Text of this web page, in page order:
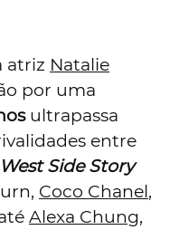
atriz Natalie
por uma
ultrapassa
entre
West Side Story
Coco Chanel,
Alexa Chung,